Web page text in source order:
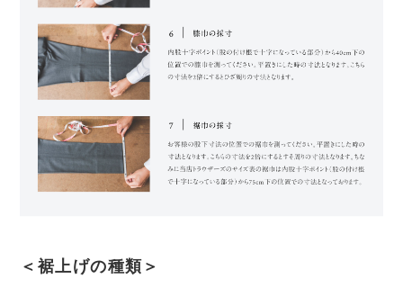
＜裾上げの種類＞